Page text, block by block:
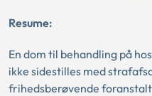
Resume:
En dom til behandling på
ikke sidestilles med
frihedsberøvende